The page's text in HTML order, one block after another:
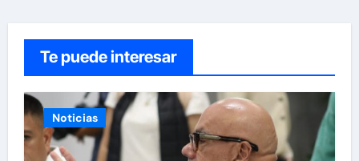
Te puede interesar
Noticias